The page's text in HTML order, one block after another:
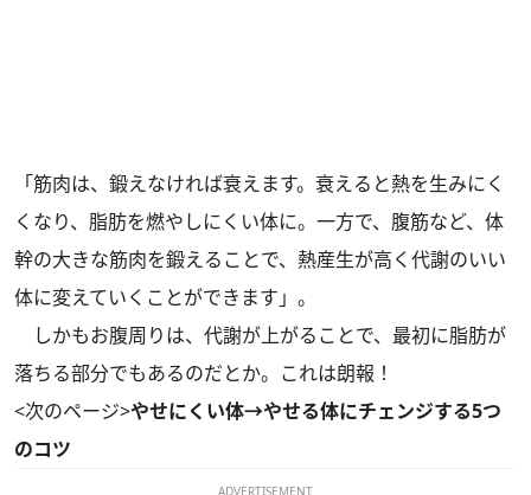
「筋肉は、鍛えなければ衰えます。衰えると熱を生みにく
くなり、脂肪を燃やしにくい体に。一方で、腹筋など、体
幹の大きな筋肉を鍛えることで、熱産生が高く代謝のいい
体に変えていくことができます」。
しかもお腹周りは、代謝が上がることで、最初に脂肪が
落ちる部分でもあるのだとか。これは朗報！
<次のページ>やせにくい体→やせる体にチェンジする5つ
のコツ
ADVERTISEMENT